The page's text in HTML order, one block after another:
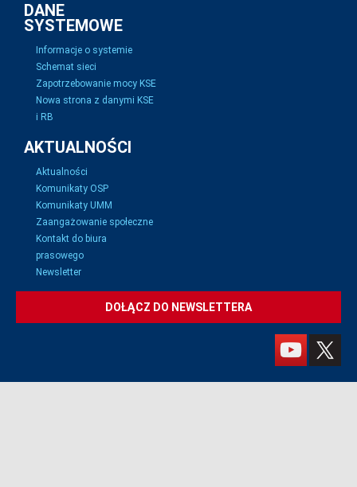
DANE
SYSTEMOWE
Informacje o systemie
Schemat sieci
Zapotrzebowanie mocy KSE
Nowa strona z danymi KSE
i RB
AKTUALNOŚCI
Aktualności
Komunikaty OSP
Komunikaty UMM
Zaangażowanie społeczne
Kontakt do biura
prasowego
Newsletter
DOŁĄCZ DO NEWSLETTERA